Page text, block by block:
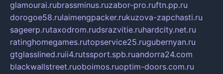
glamourai.rubrassminus.ruzabor-pro.ruftn.pp.ru
dorogoe58.rulaimengpacker.rukuzova-zapchasti.ru
sageerp.rutaxodrom.rudsrazvitie.ruhardcity.net.ru
ratinghomegames.rutopservice25.rugubernyan.ru
gtglasslined.ruii4.rutssport.spb.ruandorra24.com
blackwallstreet.ruoboimos.ruoptim-doors.com.ru